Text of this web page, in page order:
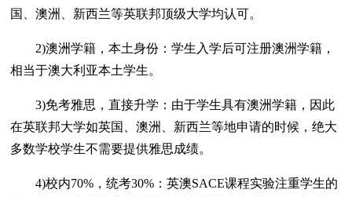
国、澳洲、新西兰等英联邦顶级大学均认可。
2)澳洲学籍，本土身份：学生入学后可注册澳洲学籍，
相当于澳大利亚本土学生。
3)免考雅思，直接升学：由于学生具有澳洲学籍，因此
在英联邦大学如英国、澳洲、新西兰等地申请的时候，绝大
多数学校学生不需要提供雅思成绩。
4)校内70%，统考30%：英澳SACE课程实验注重学生的